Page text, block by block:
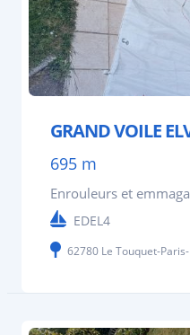
GRAND VOILE
695 m
Enrouleurs et
EDEL4
62780 Le Touquet-